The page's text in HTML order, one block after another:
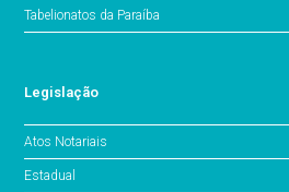
Tabelionatos da Paraíba
Legislação
Atos Notariais
Estadual